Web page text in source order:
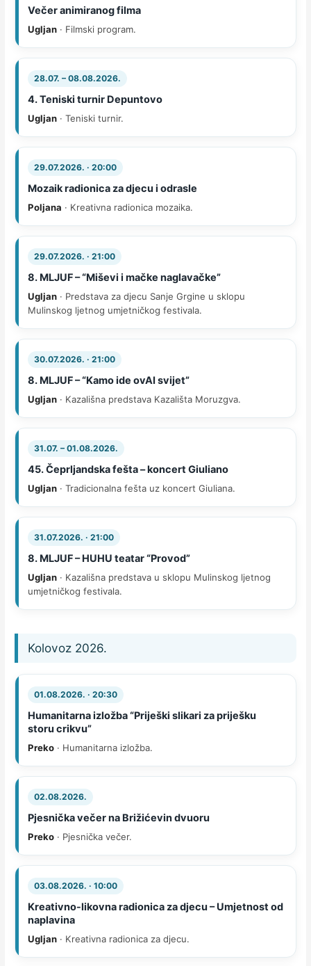
Večer animiranog filma
Ugljan · Filmski program.
28.07. – 08.08.2026.
4. Teniski turnir Depuntovo
Ugljan · Teniski turnir.
29.07.2026. · 20:00
Mozaik radionica za djecu i odrasle
Poljana · Kreativna radionica mozaika.
29.07.2026. · 21:00
8. MLJUF – “Miševi i mačke naglavačke”
Ugljan · Predstava za djecu Sanje Grgine u sklopu
Mulinskog ljetnog umjetničkog festivala.
30.07.2026. · 21:00
8. MLJUF – “Kamo ide ovAI svijet”
Ugljan · Kazališna predstava Kazališta Moruzgva.
31.07. – 01.08.2026.
45. Čeprljandska fešta – koncert Giuliano
Ugljan · Tradicionalna fešta uz koncert Giuliana.
31.07.2026. · 21:00
8. MLJUF – HUHU teatar “Provod”
Ugljan · Kazališna predstava u sklopu Mulinskog ljetnog
umjetničkog festivala.
Kolovoz 2026.
01.08.2026. · 20:30
Humanitarna izložba “Priješki slikari za priješku
storu crikvu”
Preko · Humanitarna izložba.
02.08.2026.
Pjesnička večer na Brižićevin dvuoru
Preko · Pjesnička večer.
03.08.2026. · 10:00
Kreativno-likovna radionica za djecu – Umjetnost od
naplavina
Ugljan · Kreativna radionica za djecu.